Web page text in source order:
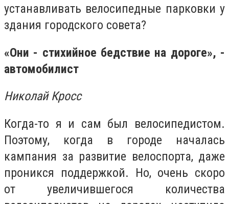
устанавливать велосипедные парковки у
здания городского совета?
«Они - стихийное бедствие на дороге», -
автомобилист
Николай Кросс
Когда-то я и сам был велосипедистом.
Поэтому, когда в городе началась
кампания за развитие велоспорта, даже
проникся поддержкой. Но, очень скоро
от увеличившегося количества